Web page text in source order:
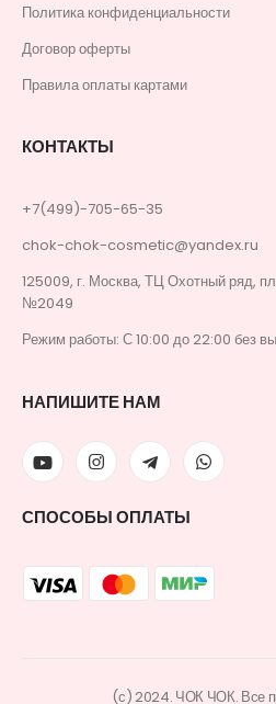
Политика конфиденциальности
Договор оферты
Правила оплаты картами
КОНТАКТЫ
+7(499)-705-65-35
chok-chok-cosmetic@yandex.ru
125009, г. Москва, ТЦ Охотный ряд,
№2049
Режим работы: С 10:00 до 22:00 без
НАПИШИТЕ НАМ
СПОСОБЫ ОПЛАТЫ
(с) 2024. ЧОК ЧОК. Все